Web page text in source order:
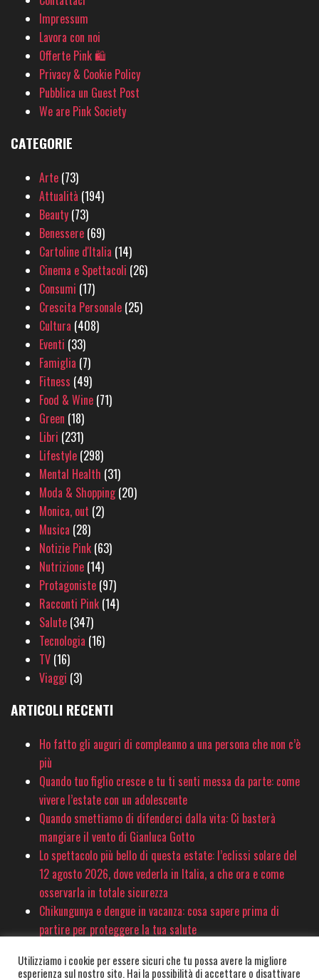
Impressum
Lavora con noi
Offerte Pink 🛍
Privacy & Cookie Policy
Pubblica un Guest Post
We are Pink Society
CATEGORIE
Arte (73)
Attualità (194)
Beauty (73)
Benessere (69)
Cartoline d'Italia (14)
Cinema e Spettacoli (26)
Consumi (17)
Crescita Personale (25)
Cultura (408)
Eventi (33)
Famiglia (7)
Fitness (49)
Food & Wine (71)
Green (18)
Libri (231)
Lifestyle (298)
Mental Health (31)
Moda & Shopping(20)
Monica, out (2)
Musica (28)
Notizie Pink (63)
Nutrizione (14)
Protagoniste (97)
Racconti Pink (14)
Salute (347)
Tecnologia (16)
TV (16)
Viaggi (3)
ARTICOLI RECENTI
Ho fatto gli auguri di compleanno a una persona che non c’è
più
Quando tuo figlio cresce e tu ti senti messa da parte: come
vivere l’estate con un adolescente
Quando smettiamo di difenderci dalla vita: Ci basterà
mangiare il vento di Gianluca Gotto
Lo spettacolo più bello di questa estate: l’eclissi solare del
12 agosto 2026, dove vederla in Italia, a che ora e come
osservarla in totale sicurezza
Chikungunya e dengue in vacanza: cosa sapere prima di
partire per proteggere la tua salute
Utilizziamo i cookie per essere sicuri che tu possa avere la migliore
esperienza sul nostro sito. Hai la possibilità di accettare o disattivare